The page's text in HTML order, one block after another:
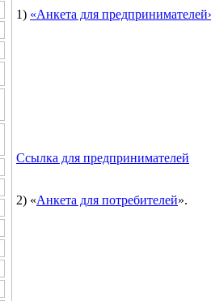
1) «Анкета для
Ссылка для предпринимателей
2) «Анкета для потребителей».